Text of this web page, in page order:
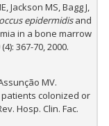
Jackson MS, Bagg J,
epidermidisand
in a bone marrow
367-70, 2000.
MV.
colonized or
Hosp. Clin. Fac.